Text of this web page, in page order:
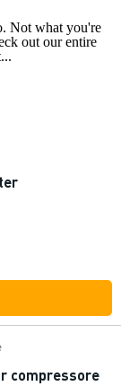
Not what you're
out our entire
compressore